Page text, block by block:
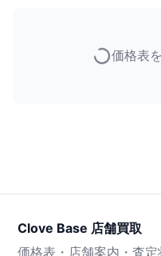
価格表
Clove Base 店舗買取
価格表・店舗案内・査